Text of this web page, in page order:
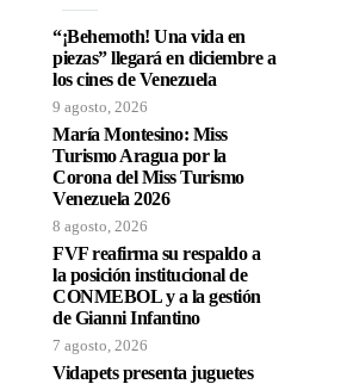
“¡Behemoth! Una vida en
piezas” llegará en diciembre a
los cines de Venezuela
9 agosto, 2026
María Montesino: Miss
Turismo Aragua por la
Corona del Miss Turismo
Venezuela 2026
8 agosto, 2026
FVF reafirma su respaldo a
la posición institucional de
CONMEBOL y a la gestión
de Gianni Infantino
7 agosto, 2026
Vidapets presenta juguetes